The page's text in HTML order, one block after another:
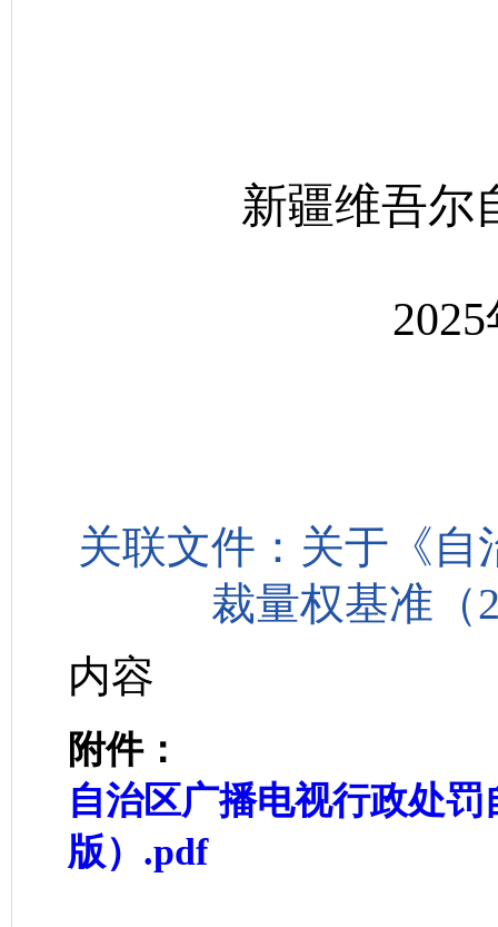
新疆维吾尔
关联文件：关于《
裁量权基准（
内容
附件：
自治区广播电视行政处
版）.pdf